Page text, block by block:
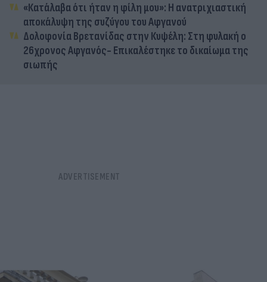
«Κατάλαβα ότι ήταν η φίλη μου»: Η ανατριχιαστική
αποκάλυψη της συζύγου του Αφγανού
Δολοφονία Βρετανίδας στην Κυψέλη: Στη φυλακή ο
26χρονος Αφγανός- Επικαλέστηκε το δικαίωμα της
σιωπής